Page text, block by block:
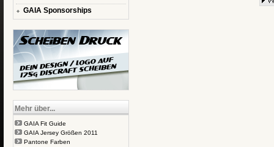
GAIA Sponsorships
Mehr über...
GAIA Fit Guide
GAIA Jersey Größen 2011
Pantone Farben